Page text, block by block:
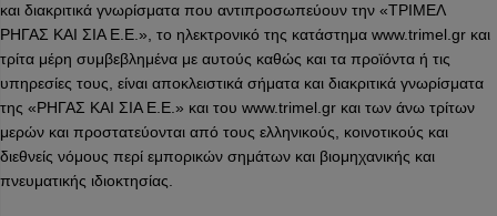
και διακριτικά γνωρίσματα που αντιπροσωπεύουν την «ΤΡΙΜΕΛ
ΡΗΓΑΣ ΚΑΙ ΣΙΑ Ε.Ε.», το ηλεκτρονικό της κατάστημα www.trimel.gr και
τρίτα μέρη συμβεβλημένα με αυτούς καθώς και τα προϊόντα ή τις
υπηρεσίες τους, είναι αποκλειστικά σήματα και διακριτικά γνωρίσματα
της «ΡΗΓΑΣ ΚΑΙ ΣΙΑ Ε.Ε.» και του www.trimel.gr και των άνω τρίτων
μερών και προστατεύονται από τους ελληνικούς, κοινοτικούς και
διεθνείς νόμους περί εμπορικών σημάτων και βιομηχανικής και
πνευματικής ιδιοκτησίας.